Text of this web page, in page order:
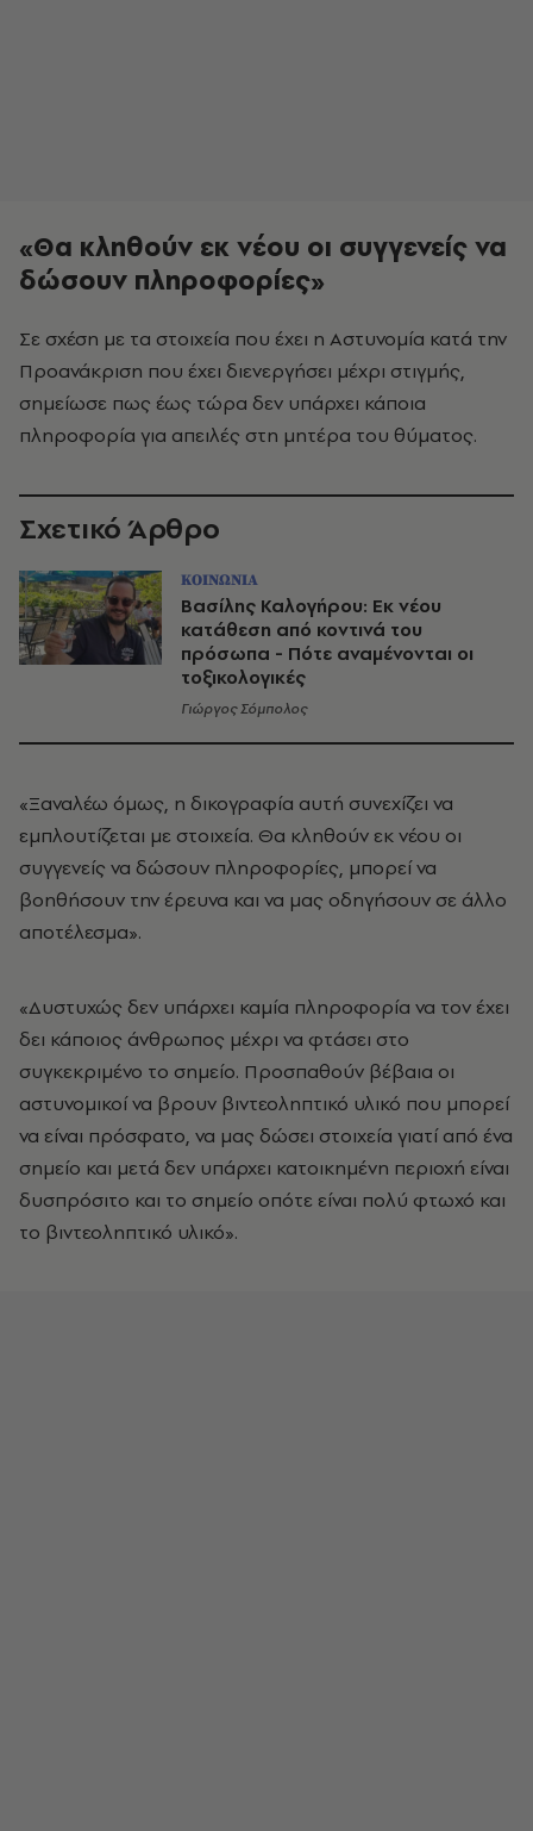
«Θα κληθούν εκ νέου οι συγγενείς να
δώσουν πληροφορίες»
Σε σχέση με τα στοιχεία που έχει η Αστυνομία κατά την
Προανάκριση που έχει διενεργήσει μέχρι στιγμής,
σημείωσε πως έως τώρα δεν υπάρχει κάποια
πληροφορία για απειλές στη μητέρα του θύματος.
Σχετικό Άρθρο
ΚΟΙΝΩΝΙΑ
Βασίλης Καλογήρου: Εκ νέου
κατάθεση από κοντινά του
πρόσωπα - Πότε αναμένονται οι
τοξικολογικές
Γιώργος Σόμπολος
«Ξαναλέω όμως, η δικογραφία αυτή συνεχίζει να
εμπλουτίζεται με στοιχεία. Θα κληθούν εκ νέου οι
συγγενείς να δώσουν πληροφορίες, μπορεί να
βοηθήσουν την έρευνα και να μας οδηγήσουν σε άλλο
αποτέλεσμα».
«Δυστυχώς δεν υπάρχει καμία πληροφορία να τον έχει
δει κάποιος άνθρωπος μέχρι να φτάσει στο
συγκεκριμένο το σημείο. Προσπαθούν βέβαια οι
αστυνομικοί να βρουν βιντεοληπτικό υλικό που μπορεί
να είναι πρόσφατο, να μας δώσει στοιχεία γιατί από ένα
σημείο και μετά δεν υπάρχει κατοικημένη περιοχή είναι
δυσπρόσιτο και το σημείο οπότε είναι πολύ φτωχό και
το βιντεοληπτικό υλικό».